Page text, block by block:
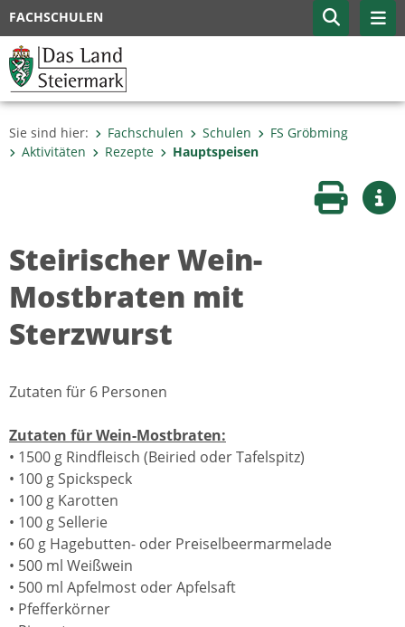
FACHSCHULEN
Sie sind hier: Fachschulen Schulen
FS Gröbming
Aktivitäten
Rezepte Hauptspeisen
Seite
Steirischer Wein-
Mostbraten mit
Sterzwurst
Zutaten für 6 Personen
Zutaten für Wein-Mostbraten:
• 1500 g Rindfleisch (Beiried oder Tafelspitz)
• 100 g Spickspeck
• 100 g Karotten
• 100 g Sellerie
• 60 g Hagebutten- oder Preiselbeermarmelade
• 500 ml Weißwein
• 500 ml Apfelmost oder Apfelsaft
• Pfefferkörner